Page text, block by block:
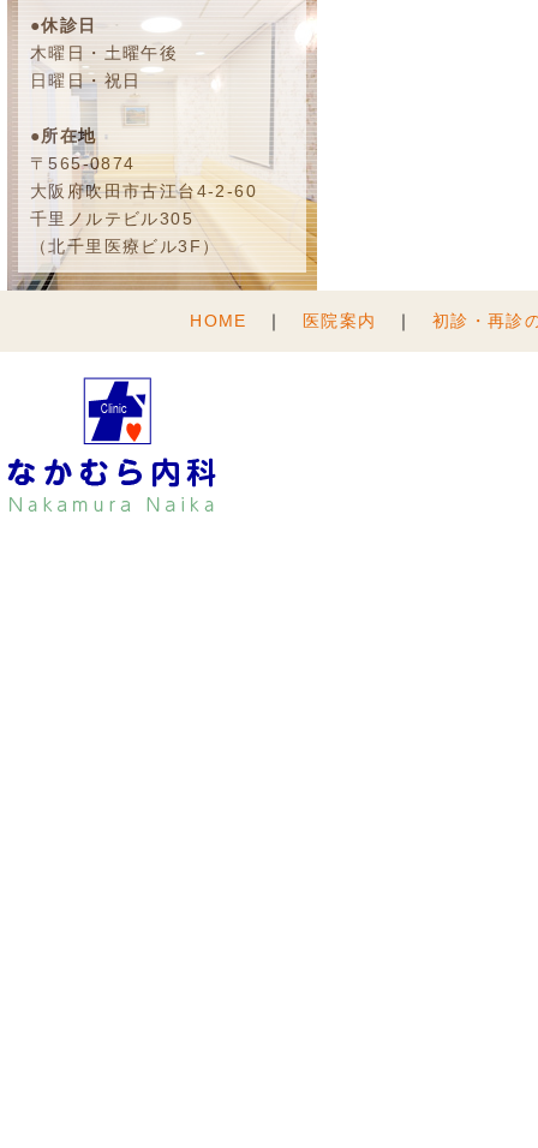
●休診日
木曜日・土曜午後
日曜日・祝日
●所在地
〒565-0874
大阪府吹田市古江台4-2-60
千里ノルテビル305
（北千里医療ビル3F）
HOME ｜ 医院案内 ｜ 初診・再診